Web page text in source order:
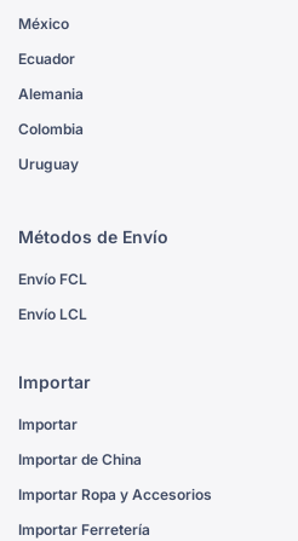
México
Ecuador
Alemania
Colombia
Uruguay
Métodos de Envío
Envío FCL
Envío LCL
Importar
Importar
Importar de China
Importar Ropa y Accesorios
Importar Ferretería